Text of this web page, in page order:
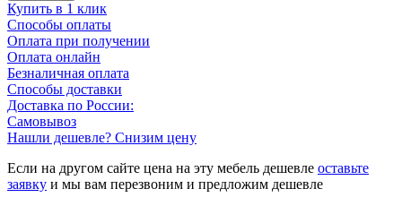
Купить в 1 клик
Способы оплаты
Оплата при получении
Оплата онлайн
Безналичная оплата
Способы доставки
Доставка по России:
Самовывоз
Нашли дешевле? Снизим цену
Если на другом сайте цена на эту мебель дешевле оставьте
заявку и мы вам перезвоним и предложим дешевле